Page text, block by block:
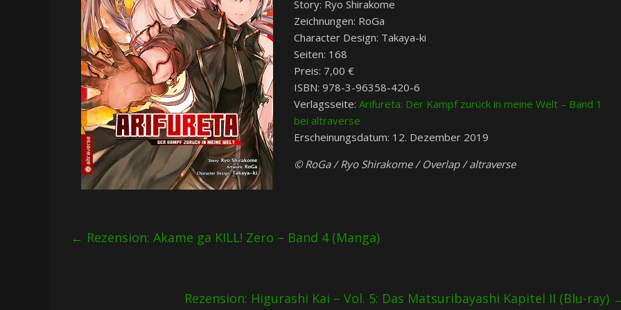
Story: Ryo Shirakome
Zeichnungen: RoGa
Character Design: Takaya-ki
Seiten: 168
Preis: 7,00 €
ISBN: 978-3-96358-420-6
Verlagsseite: Arifureta: Der Kampf zurück in meine Welt – Band 1
bei altraverse
Erscheinungsdatum: 12. Dezember 2019
© RoGa / Ryo Shirakome / Overlap / altraverse
← Rezension: Akame ga KILL! Zero – Band 4 (Manga)
Rezension: Higurashi Kai – Vol. 5: Das Matsuribayashi Kapitel II (Blu-ray)